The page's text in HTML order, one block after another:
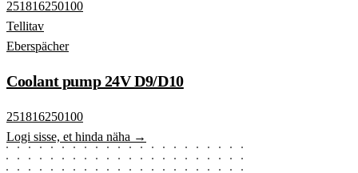
251816250100
Tellitav
Eberspächer
Coolant pump 24V D9/D10
251816250100
Logi sisse, et hinda näha →